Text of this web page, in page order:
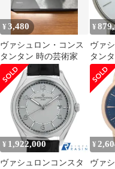
¥3,480
ヴァシュロン・コンス
タンタン 時の芸術家
¥
ヴァ
タン
ル セ
チ
31039/
¥ 1,922,000
ヴァシュロンコンスタ
¥
ヴァ